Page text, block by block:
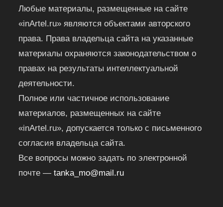
Любые материалы, размещенные на сайте
«inArtel.ru» являются объектами авторского
права. Права владельца сайта на указанные
материалы охраняются законодательством о
правах на результаты интеллектуальной
деятельности.
Полное или частичное использование
материалов, размещенных на сайте
«inArtel.ru», допускается только с письменного
согласия владельца сайта.
Все вопросы можно задать по электронной
почте —tanka_mo@mail.ru